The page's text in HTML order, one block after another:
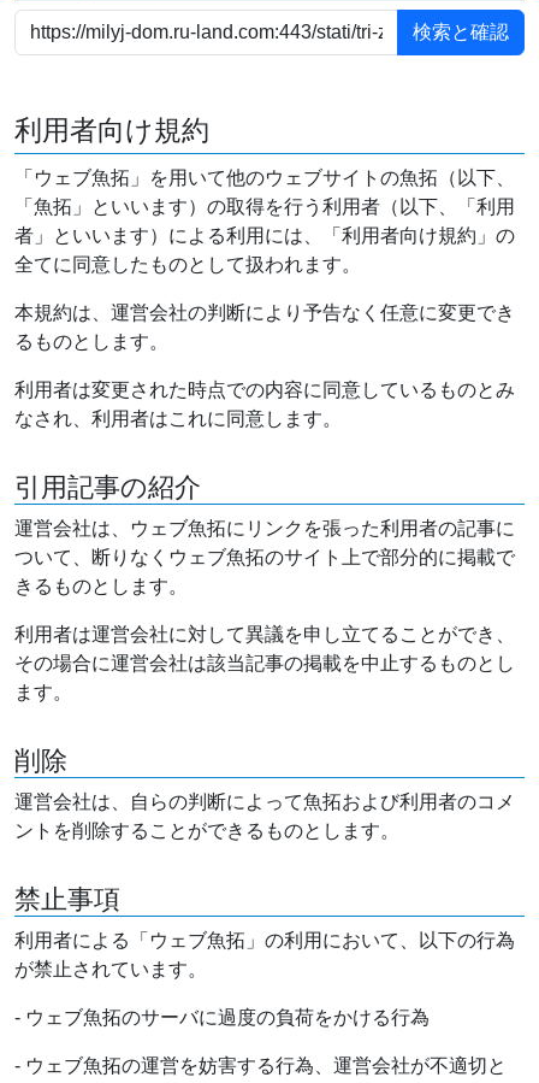
利用者向け規約
「ウェブ魚拓」を用いて他のウェブサイトの魚拓（以下、
「魚拓」といいます）の取得を行う利用者（以下、「利用
者」といいます）による利用には、「利用者向け規約」の
全てに同意したものとして扱われます。
本規約は、運営会社の判断により予告なく任意に変更でき
るものとします。
利用者は変更された時点での内容に同意しているものとみ
なされ、利用者はこれに同意します。
引用記事の紹介
運営会社は、ウェブ魚拓にリンクを張った利用者の記事に
ついて、断りなくウェブ魚拓のサイト上で部分的に掲載で
きるものとします。
利用者は運営会社に対して異議を申し立てることができ、
その場合に運営会社は該当記事の掲載を中止するものとし
ます。
削除
運営会社は、自らの判断によって魚拓および利用者のコメ
ントを削除することができるものとします。
禁止事項
利用者による「ウェブ魚拓」の利用において、以下の行為
が禁止されています。
- ウェブ魚拓のサーバに過度の負荷をかける行為
- ウェブ魚拓の運営を妨害する行為、運営会社が不適切と